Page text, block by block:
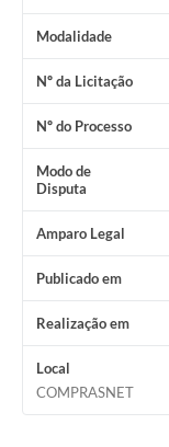
Modalidade
Nº da Licitação
Nº do Processo
Modo de
Disputa
Amparo Legal
Publicado em
Realização em
Local
COMPRASNET